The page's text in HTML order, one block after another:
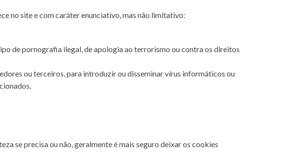
no site e com caráter enunciativo, mas não limitativo:
de pornografia ilegal, de apologia ao terrorismo ou contra os direitos
ou terceiros, para introduzir ou disseminar vírus informáticos ou
se precisa ou não, geralmente é mais seguro deixar os cookies